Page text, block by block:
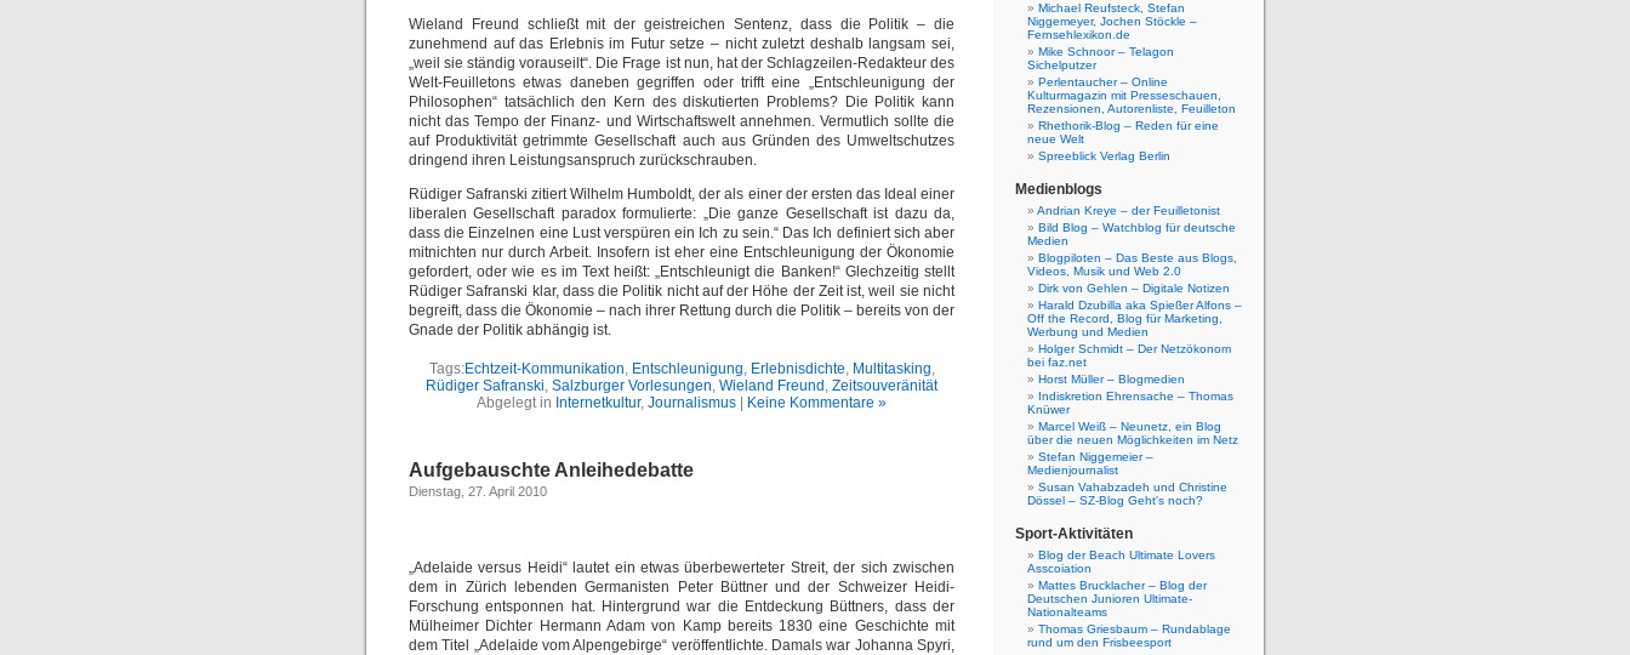
Wieland Freund schließt mit der geistreichen Sentenz, dass die Politik – die
zunehmend auf das Erlebnis im Futur setze – nicht zuletzt deshalb langsam sei,
„weil sie ständig vorauseilt“. Die Frage ist nun, hat der Schlagzeilen-Redakteur des
Welt-Feuilletons etwas daneben gegriffen oder trifft eine „Entschleunigung der
Philosophen“ tatsächlich den Kern des diskutierten Problems? Die Politik kann
nicht das Tempo der Finanz- und Wirtschaftswelt annehmen. Vermutlich sollte die
auf Produktivität getrimmte Gesellschaft auch aus Gründen des Umweltschutzes
dringend ihren Leistungsanspruch zurückschrauben.
Rüdiger Safranski zitiert Wilhelm Humboldt, der als einer der ersten das Ideal einer
liberalen Gesellschaft paradox formulierte: „Die ganze Gesellschaft ist dazu da,
dass die Einzelnen eine Lust verspüren ein Ich zu sein.“ Das Ich definiert sich aber
mitnichten nur durch Arbeit. Insofern ist eher eine Entschleunigung der Ökonomie
gefordert, oder wie es im Text heißt: „Entschleunigt die Banken!“ Glechzeitig stellt
Rüdiger Safranski klar, dass die Politik nicht auf der Höhe der Zeit ist, weil sie nicht
begreift, dass die Ökonomie – nach ihrer Rettung durch die Politik – bereits von der
Gnade der Politik abhängig ist.
Tags:Echtzeit-Kommunikation, Entschleunigung, Erlebnisdichte, Multitasking,
Rüdiger Safranski, Salzburger Vorlesungen, Wieland Freund , Zeitsouveränität
Abgelegt in Internetkultur, Journalismus Keine Kommentare »
Aufgebauschte Anleihedebatte
Dienstag, 27. April 2010
„Adelaide versus Heidi“ lautet ein etwas überbewerteter Streit, der sich zwischen
dem in Zürich lebenden Germanisten Peter Büttner und der Schweizer Heidi-
Forschung entsponnen hat. Hintergrund war die Entdeckung Büttners, dass der
Mülheimer Dichter Hermann Adam von Kamp bereits 1830 eine Geschichte mit
dem Titel „Adelaide vom Alpengebirge“ veröffentlichte. Damals war Johanna Spyri,
Michael Reufsteck, Stefan
Niggemeyer, Jochen Stöckle –
Fernsehlexikon.de
Mike Schnoor – Telagon
Sichelputzer
Perlentaucher – Online
Kulturmagazin mit Presseschauen,
Rezensionen, Autorenliste, Feuilleton
Rhethorik-Blog – Reden für eine
neue Welt
Spreeblick Verlag Berlin
Medienblogs
Andrian Kreye – der Feuilletonist
Bild Blog – Watchblog für deutsche
Medien
Blogpiloten – Das Beste aus Blogs,
Videos, Musik und Web 2.0
Dirk von Gehlen – Digitale Notizen
Harald Dzubilla aka Spießer Alfons –
Off the Record, Blog für Marketing,
Werbung und Medien
Holger Schmidt – Der Netzökonom
bei faz.net
Horst Müller – Blogmedien
Indiskretion Ehrensache – Thomas
Knüwer
Marcel Weiß – Neunetz, ein Blog
über die neuen Möglichkeiten im Netz
Stefan Niggemeier –
Medienjournalist
Susan Vahabzadeh und Christine
Dössel – SZ-Blog Geht's noch?
Sport-Aktivitäten
Blog der Beach Ultimate Lovers
Asscoiation
Mattes Brucklacher – Blog der
Deutschen Junioren Ultimate-
Nationalteams
Thomas Griesbaum – Rundablage
rund um den Frisbeesport